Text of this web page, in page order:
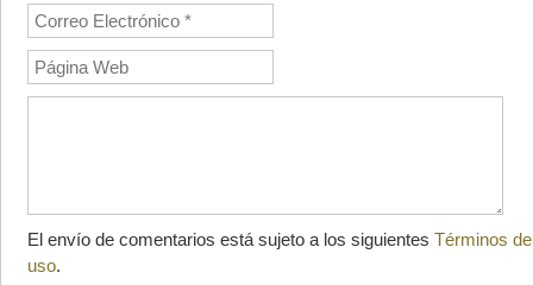
El envío de comentarios está sujeto a los siguientes Términos de
uso.